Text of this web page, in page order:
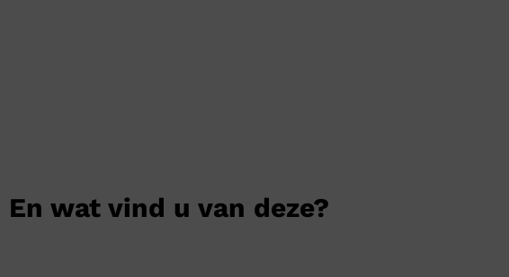
En wat vind u van deze?